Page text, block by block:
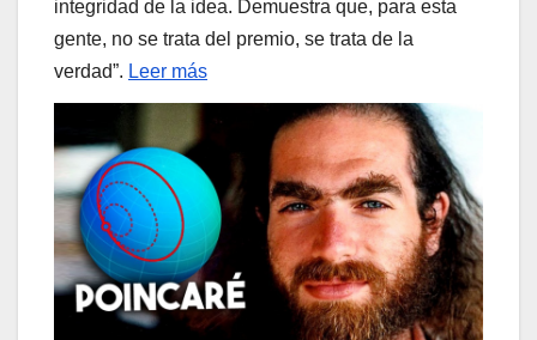
integridad de la idea. Demuestra que, para esta
gente, no se trata del premio, se trata de la
verdad”. Leer más